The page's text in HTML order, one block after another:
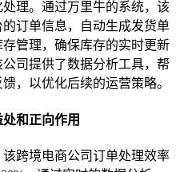
理。通过万里牛的系统，该
订单信息，自动生成发货单
管理，确保库存的实时更新
司提供了数据分析工具，帮
，以优化后续的运营策略。
和正向作用
跨境电商公司订单处理效率